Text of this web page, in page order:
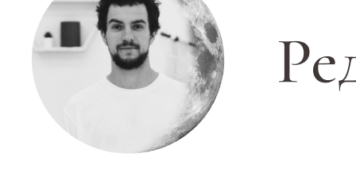
Пишем о закрытых практиках и важных новостях
Согласие с политикой обработки данных
Подписаться